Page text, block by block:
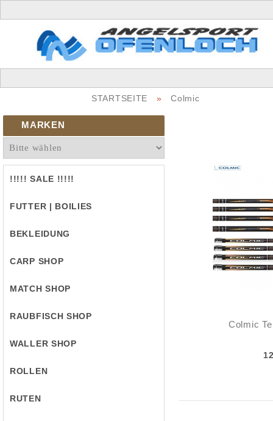
STARTSEITE » Colmic
MARKEN
!!!!! SALE !!!!!
FUTTER | BOILIES
BEKLEIDUNG
CARP SHOP
MATCH SHOP
RAUBFISCH SHOP
WALLER SHOP
ROLLEN
RUTEN
Colmic